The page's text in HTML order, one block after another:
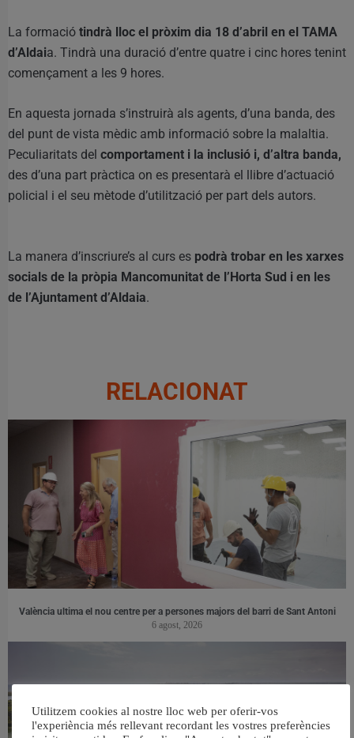
La formació tindrà lloc el pròxim dia 18 d’abril en el TAMA
d’Aldaia. Tindrà una duració d’entre quatre i cinc hores tenint
començament a les 9 hores.
En aquesta jornada s’instruirà als agents, d’una banda, des
del punt de vista mèdic amb informació sobre la malaltia.
Peculiaritats del comportament i la inclusió i, d’altra banda,
des d’una part pràctica on es presentarà el llibre d’actuació
policial i el seu mètode d’utilització per part dels autors.
La manera d’inscriure’s al curs es podrà trobar en les xarxes
socials de la pròpia Mancomunitat de l’Horta Sud i en les
de l’Ajuntament d’Aldaia.
RELACIONAT
València ultima el nou centre per a persones majors del barri de Sant Antoni
6 agost, 2026
Utilitzem cookies al nostre lloc web per oferir-vos
l'experiència més rellevant recordant les vostres preferències